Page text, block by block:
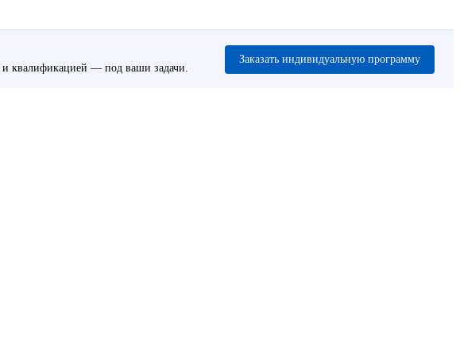
и квалификацией — под ваши задачи.
Заказать индивидуальную программу